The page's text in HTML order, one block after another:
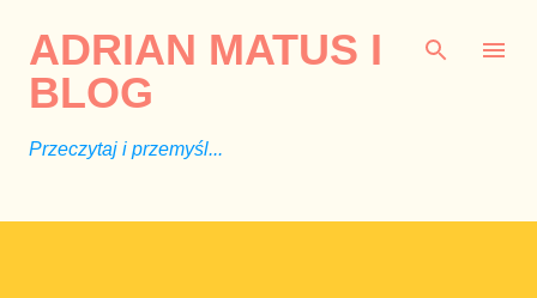
ADRIAN MATUS I
BLOG
Przeczytaj i przemyśl...